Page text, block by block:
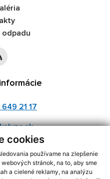
cookies
používame na zlepšenie
stránok, na to, aby sme
a cielené reklamy, na analýzu
odpadu
649 21 17
informácií s využitím RSS